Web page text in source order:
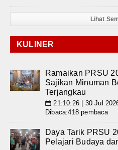
Lihat
KULINER
Ramaikan PRSU
Sajikan Minuman
Terjangkau
📅 21:10:26 | 30 Jul
Dibaca:418 pembaca
Daya Tarik PRSU
Pelajari Budaya